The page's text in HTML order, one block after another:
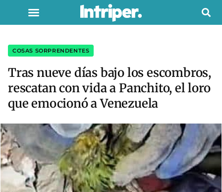
COSAS SORPRENDENTES
Tras nueve días bajo los escombros,
rescatan con vida a Panchito, el loro
que emocionó a Venezuela